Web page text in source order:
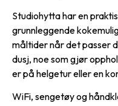
Studiohytta har en
grunnleggende
måltider når det passer
dusj, noe som gjør
er på helgetur eller en
WiFi, sengetøy og